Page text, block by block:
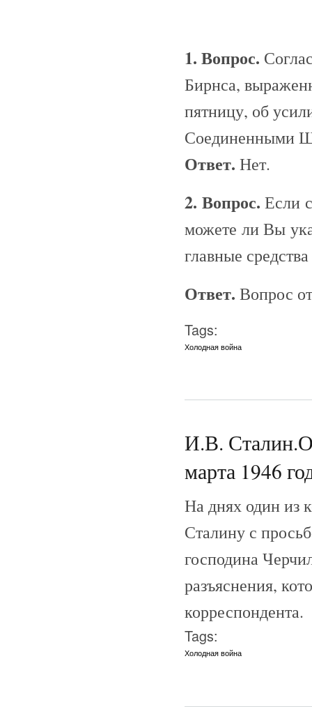
1. Вопрос.
Бирнса,
пятницу, об
Соединенными
Ответ. Нет.
2. Вопрос.Если
можете ли Вы
главные
Ответ. Вопрос
Tags:
Холодная война
И.В.
марта 1946
На днях один из
Сталину с
господина
разъяснения,
корреспондента.
Tags:
Холодная война